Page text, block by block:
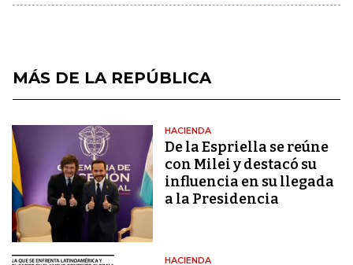
MÁS DE LA REPÚBLICA
HACIENDA
De la Espriella se reúne
con Milei y destacó su
influencia en su llegada
a la Presidencia
HACIENDA